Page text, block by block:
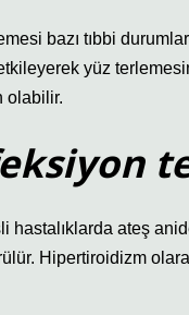
bazı tıbbi
yüz
olabilir.
hastalıklarda ateş
Hipertiroidizm